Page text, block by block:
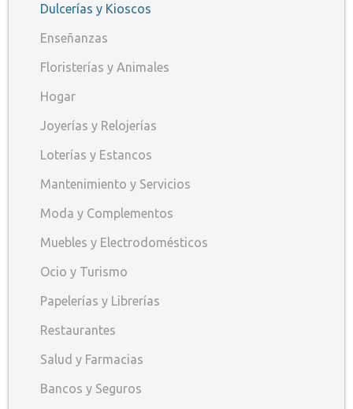
Dulcerías y Kioscos
Enseñanzas
Floristerías y Animales
Hogar
Joyerías y Relojerías
Loterías y Estancos
Mantenimiento y Servicios
Moda y Complementos
Muebles y Electrodomésticos
Ocio y Turismo
Papelerías y Librerías
Restaurantes
Salud y Farmacias
Bancos y Seguros